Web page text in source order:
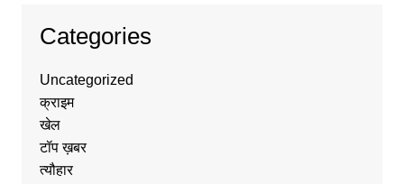
Categories
Uncategorized
क्राइम
खेल
टॉप ख़बर
त्यौहार